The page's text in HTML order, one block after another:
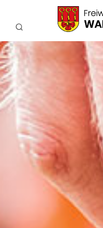
AKTUELLES
EINSÄTZE
WIR ÜBER UNS
FEUERWEHRKAPELLE
TECHNIK
SERVICE